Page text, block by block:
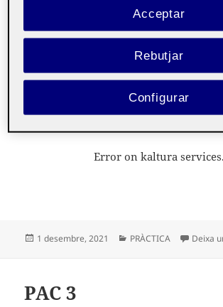
TURISME VERD
Solucions per el problema de la
Error on kaltura services.
Publicat
1 desembre, 2021 Categories
PRÀCTICA Deixa
PAC 3
Rebutjar
Acceptar
Configurar